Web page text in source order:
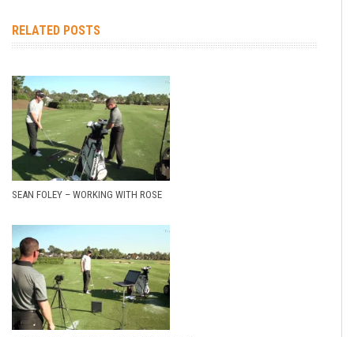
RELATED POSTS
SEAN FOLEY – WORKING WITH ROSE